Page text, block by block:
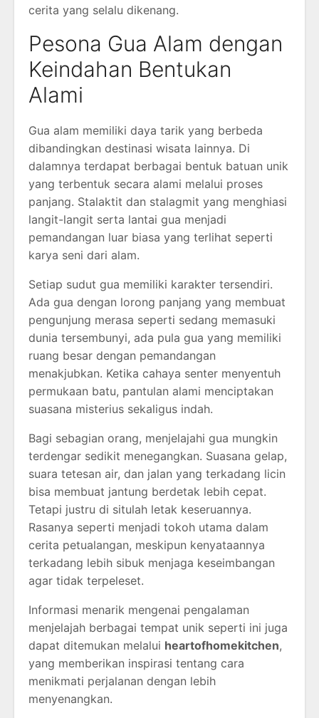
cerita yang selalu dikenang.
Pesona Gua Alam dengan
Keindahan Bentukan
Alami
Gua alam memiliki daya tarik yang berbeda
dibandingkan destinasi wisata lainnya. Di
dalamnya terdapat berbagai bentuk batuan unik
yang terbentuk secara alami melalui proses
panjang. Stalaktit dan stalagmit yang menghiasi
langit-langit serta lantai gua menjadi
pemandangan luar biasa yang terlihat seperti
karya seni dari alam.
Setiap sudut gua memiliki karakter tersendiri.
Ada gua dengan lorong panjang yang membuat
pengunjung merasa seperti sedang memasuki
dunia tersembunyi, ada pula gua yang memiliki
ruang besar dengan pemandangan
menakjubkan. Ketika cahaya senter menyentuh
permukaan batu, pantulan alami menciptakan
suasana misterius sekaligus indah.
Bagi sebagian orang, menjelajahi gua mungkin
terdengar sedikit menegangkan. Suasana gelap,
suara tetesan air, dan jalan yang terkadang licin
bisa membuat jantung berdetak lebih cepat.
Tetapi justru di situlah letak keseruannya.
Rasanya seperti menjadi tokoh utama dalam
cerita petualangan, meskipun kenyataannya
terkadang lebih sibuk menjaga keseimbangan
agar tidak terpeleset.
Informasi menarik mengenai pengalaman
menjelajah berbagai tempat unik seperti ini juga
dapat ditemukan melalui heartofhomekitchen,
yang memberikan inspirasi tentang cara
menikmati perjalanan dengan lebih
menyenangkan.